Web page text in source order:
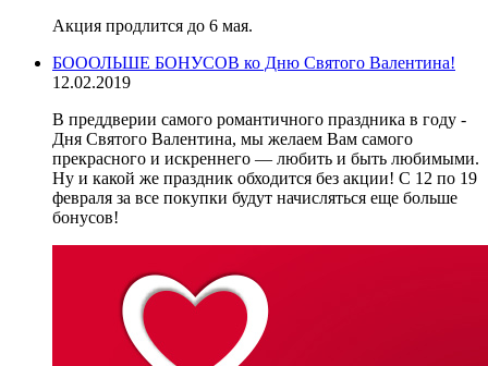
Акция продлится до 6 мая.
БОООЛЬШЕ БОНУСОВ ко Дню Святого Валентина!
12.02.2019
В преддверии самого романтичного праздника в году -
Дня Святого Валентина, мы желаем Вам самого
прекрасного и искреннего — любить и быть любимыми.
Ну и какой же праздник обходится без акции! С 12 по 19
февраля за все покупки будут начисляться еще больше
бонусов!